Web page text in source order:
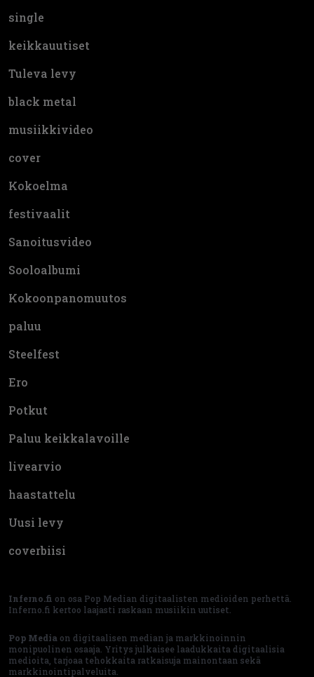
single
keikkauutiset
Tuleva levy
black metal
musiikkivideo
cover
Kokoelma
festivaalit
Sanoitusvideo
Sooloalbumi
Kokoonpanomuutos
paluu
Steelfest
Ero
Potkut
Paluu keikkalavoille
livearvio
haastattelu
Uusi levy
coverbiisi
Inferno.fi on osa Pop Median digitaalisten medioiden perhettä.
Inferno.fi kertoo laajasti raskaan musiikin uutiset.
Pop Media on digitaalisen median ja markkinoinnin
monipuolinen osaaja. Yritys julkaisee laadukkaita digitaalisia
medioita, tarjoaa tehokkaita ratkaisuja mainontaan sekä
markkinointipalveluita.